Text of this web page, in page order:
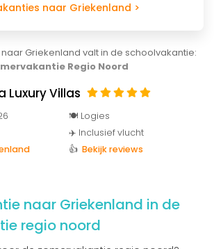
naar Griekenland >
Griekenland valt in de schoolvakantie:
Regio Noord
Luxury Villas
🍽️ Logies
✈️ Inclusief vlucht
👍 Bekijk reviews
naar Griekenland in de
regio noord